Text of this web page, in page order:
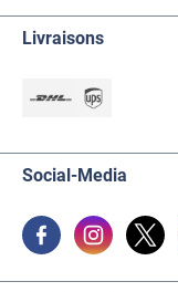
Livraisons
Social-Media